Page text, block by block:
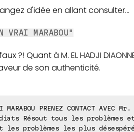
d'idée en allant consulter...
MARABOU"
?! Quant à M. EL HADJI
de son authenticité.
PRENEZ CONTACT AVEC
Résout tous les problèmes et
problèmes les plus